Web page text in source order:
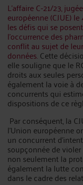
L'affaire C-21/23,
européenne (CJUE)
les défis qui se
l'occurrence des
conflit au sujet de
données.Cette
elle souligne que le
droits aux seules
également la voie à
concurrents qui
dispositions de ce
Par conséquent, la
l'Union européenne
un concurrent
soupçonnée de
non seulement la
également la lutte
dans le cadre des